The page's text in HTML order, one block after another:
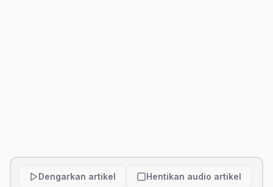
Dengarkan artikel Hentikan audio artikel